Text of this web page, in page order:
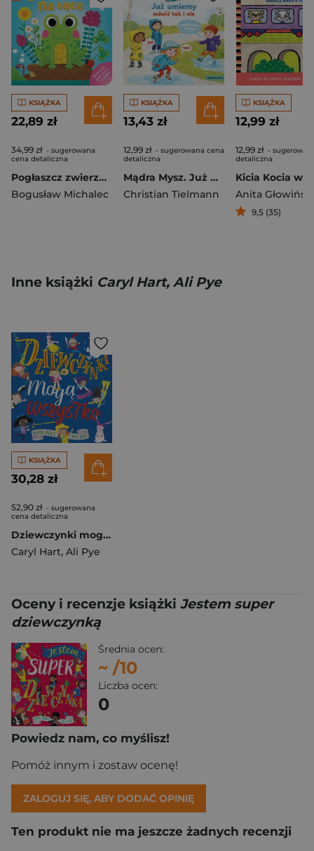
KSIĄŻKA
22,89 zł
34,99 zł - sugerowana
cena detaliczna
Pogłaszcz zwierzęta Na łące. Książeczka sensoryczna z brokatem
Bogusław Michalec
KSIĄŻKA
13,43 zł
12,99 zł - sugerowana cena
detaliczna
Mądra Mysz. Już umiemy mówić tak i nie
Christian Tielmann
KSIĄŻKA
12,99 zł
12,99 zł -
detaliczna
Anita
9,5 (35)
Inne książki Caryl Hart, Ali Pye
KSIĄŻKA
30,28 zł
52,90 zł - sugerowana
cena detaliczna
Dziewczynki mogą wszystko
Caryl Hart, Ali Pye
Oceny i recenzje książki Jestem super
dziewczynką
Średnia ocen:
~ /10
Liczba ocen:
0
Powiedz nam, co myślisz!
Pomóż innym i zostaw ocenę!
ZALOGUJ SIĘ, ABY DODAĆ OPINIĘ
Ten produkt nie ma jeszcze żadnych recenzji